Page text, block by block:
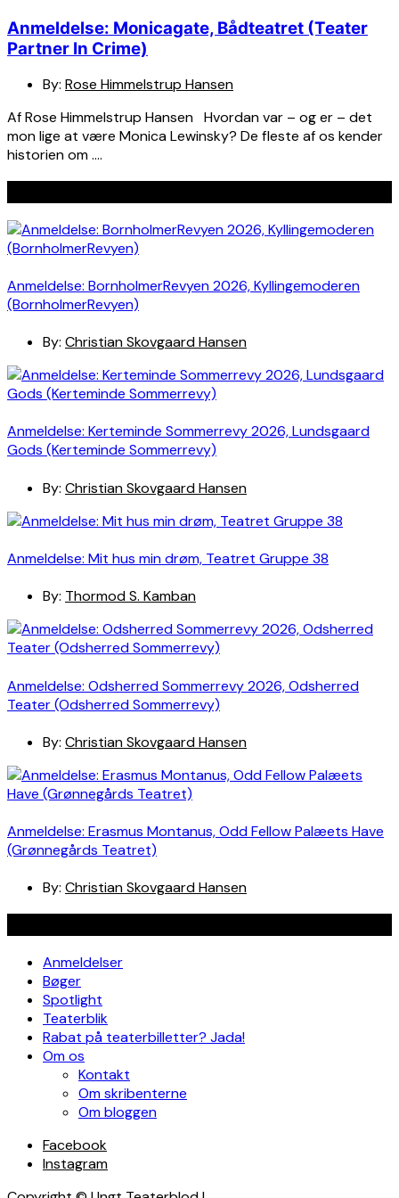
Anmeldelse: Monicagate, Bådteatret (Teater
Partner In Crime)
By: Rose Himmelstrup Hansen
Af Rose Himmelstrup Hansen Hvordan var – og er – det
mon lige at være Monica Lewinsky? De fleste af os kender
historien om ….
Anmeldelse: BornholmerRevyen 2026, Kyllingemoderen
(BornholmerRevyen)
By: Christian Skovgaard Hansen
Anmeldelse: Kerteminde Sommerrevy 2026, Lundsgaard
Gods (Kerteminde Sommerrevy)
By: Christian Skovgaard Hansen
Anmeldelse: Mit hus min drøm, Teatret Gruppe 38
By: Thormod S. Kamban
Anmeldelse: Odsherred Sommerrevy 2026, Odsherred
Teater (Odsherred Sommerrevy)
By: Christian Skovgaard Hansen
Anmeldelse: Erasmus Montanus, Odd Fellow Palæets Have
(Grønnegårds Teatret)
By: Christian Skovgaard Hansen
Anmeldelser
Bøger
Spotlight
Teaterblik
Rabat på teaterbilletter? Jada!
Om os
Kontakt
Om skribenterne
Om bloggen
Facebook
Instagram